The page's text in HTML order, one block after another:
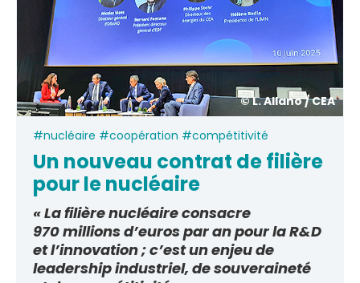
© L. Allano / CEA
#nucléaire #coopération #compétitivité
Un nouveau contrat de filière
pour le nucléaire
« La filière nucléaire consacre
970 millions d’euros par an pour la R&D
et l’innovation ; c’est un enjeu de
leadership industriel, de souveraineté